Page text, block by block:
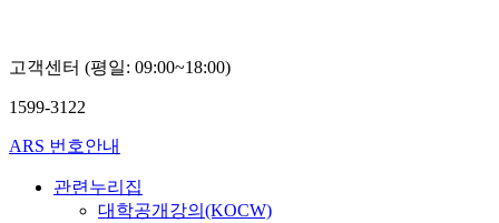
고객센터 (평일: 09:00~18:00)
1599-3122
ARS 번호안내
관련누리집
대학공개강의(KOCW)